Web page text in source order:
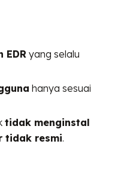
EDR yang selalu
hanya sesuai
tidak menginstal
tidak resmi.